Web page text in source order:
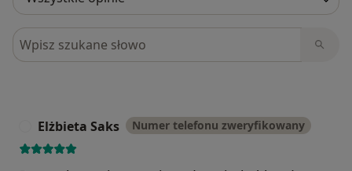
Szukaj w opiniach
Elżbieta Saks Numer telefonu zweryfikowany